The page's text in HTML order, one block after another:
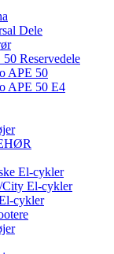
Dele
Reservedele
APE 50
APE 50 E4
El-cykler
City El-cykler
cykler